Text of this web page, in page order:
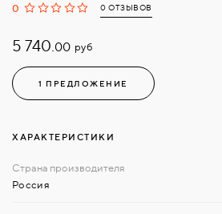
0 0 ОТЗЫВОВ
5 740.00 руб
1 ПРЕДЛОЖЕНИЕ
ХАРАКТЕРИСТИКИ
Россия